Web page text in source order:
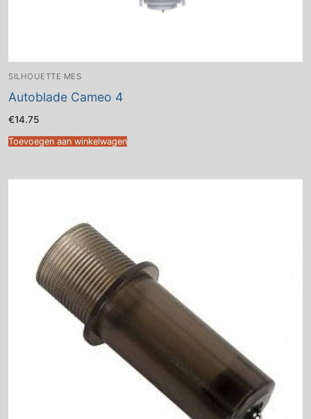
SILHOUETTE MES
Autoblade Cameo 4
€14.75
Toevoegen aan winkelwagen